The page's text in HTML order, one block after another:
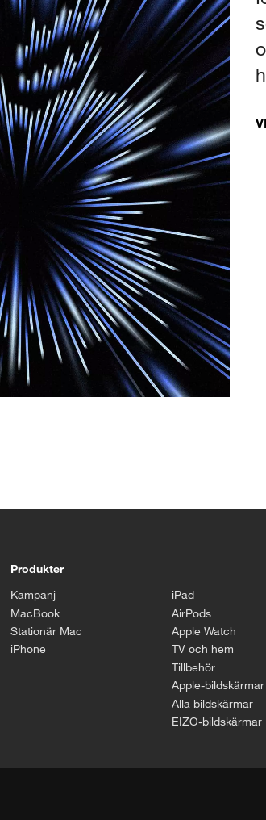
Produkter
Kampanj
MacBook
Stationär Mac
iPhone
iPad
AirPods
Apple Watch
TV och hem
Tillbehör
Apple-bildskärmar
Alla bildskärmar
EIZO-bildskärmar